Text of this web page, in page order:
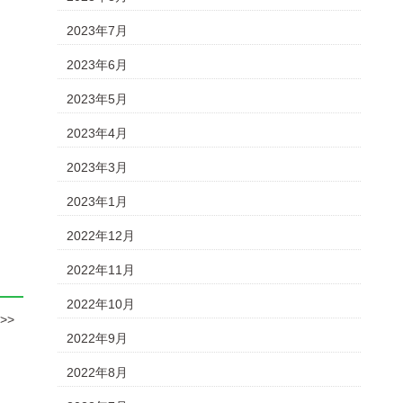
2023年7月
2023年6月
2023年5月
2023年4月
2023年3月
2023年1月
2022年12月
2022年11月
2022年10月
2022年9月
2022年8月